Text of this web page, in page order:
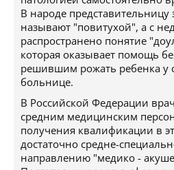
В народе
называют "повитухой", а с
распространено понятие
которая оказывает помощь
решившим рожать ребенка у
больнице.
В Российской Федерации
средним медицинским
получения квалификации в
достаточно средне-
направлению "медико -